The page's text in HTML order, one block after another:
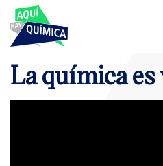
La química es